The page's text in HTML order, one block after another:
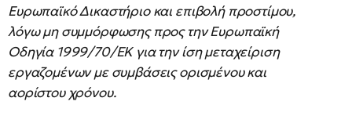
Ευρωπαϊκό Δικαστήριο και επιβολή προστίμου,
λόγω μη συμμόρφωσης προς την Ευρωπαϊκή
Οδηγία 1999/70/ΕΚ για την ίση μεταχείριση
εργαζομένων με συμβάσεις ορισμένου και
αορίστου χρόνου.